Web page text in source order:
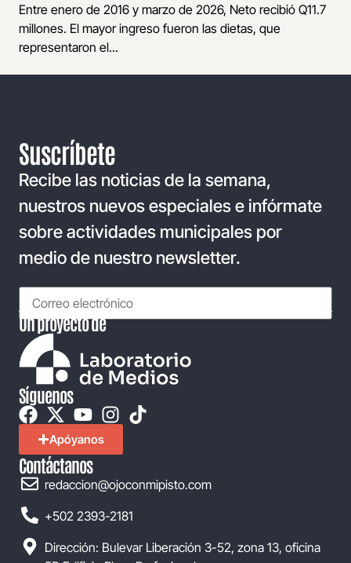
Entre enero de 2016 y marzo de 2026, Neto recibió Q11.7
millones. El mayor ingreso fueron las dietas, que
representaron el...
Suscríbete
Recibe las noticias de la semana,
nuestros nuevos especiales e infórmate
sobre actividades municipales por
medio de nuestro newsletter.
Un proyecto de
Síguenos
Apóyanos
Contáctanos
redaccion@ojoconmipisto.com
+502 2393-2181
Dirección: Bulevar Liberación 3-52, zona 13, oficina